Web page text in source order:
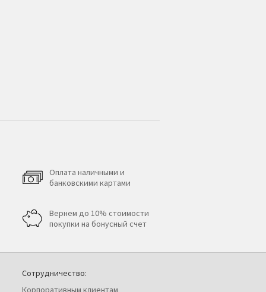
Оплата наличными и
банковскими картами
Вернем до 10% стоимости
покупки на бонусный счет
Сотрудничество:
Корпоративным клиентам